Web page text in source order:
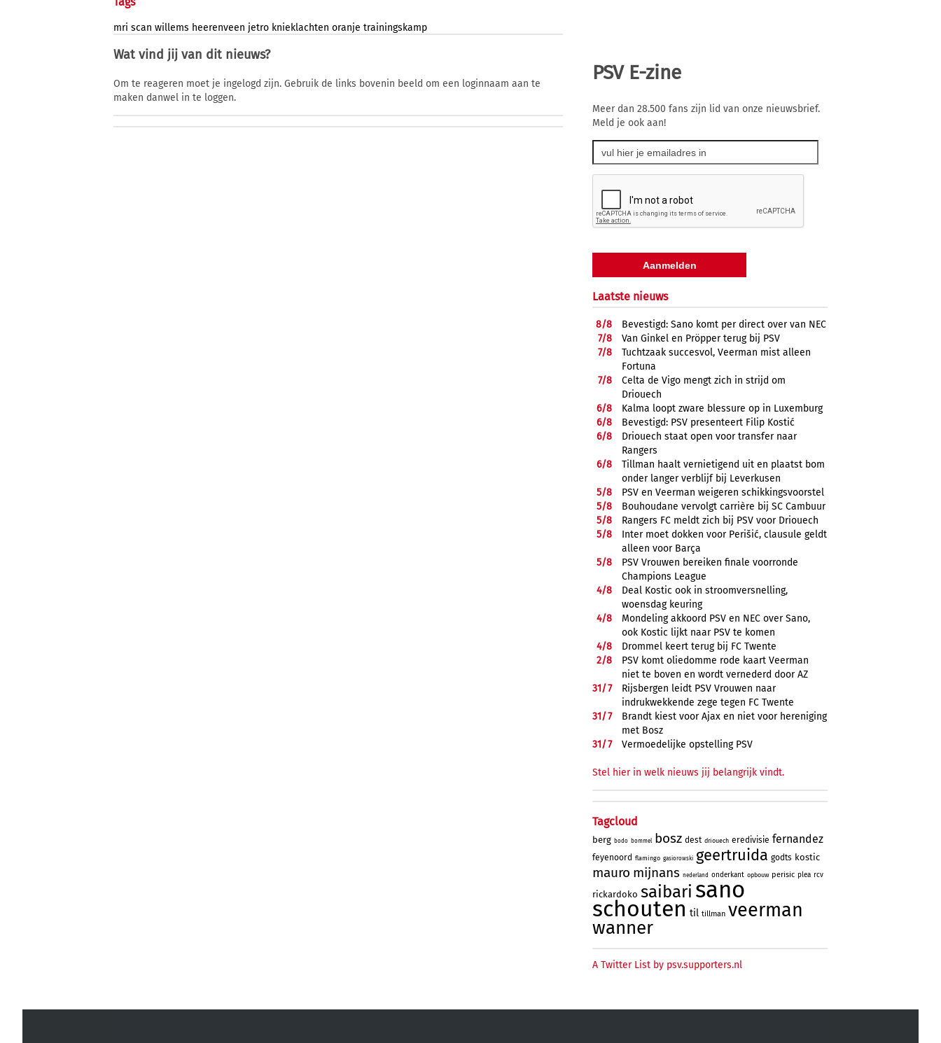
mri scan willems heerenveen jetro knieklachten oranje trainingskamp
Wat vind jij van dit nieuws?
Om te reageren moet je ingelogd zijn. Gebruik de links bovenin beeld om een loginnaam aan te
maken danwel in te loggen.
PSV E-zine
Meer dan 28.500 fans zijn lid van onze nieuwsbrief.
Meld je ook aan!
Laatste nieuws
8/8
Bevestigd: Sano komt per direct over van NEC
7/8
Van Ginkel en Pröpper terug bij PSV
7/8
Tuchtzaak succesvol, Veerman mist alleen
Fortuna
7/8
Celta de Vigo mengt zich in strijd om
Driouech
6/8
Kalma loopt zware blessure op in Luxemburg
6/8
Bevestigd: PSV presenteert Filip Kostić
6/8
Driouech staat open voor transfer naar
Rangers
6/8
Tillman haalt vernietigend uit en plaatst bom
onder langer verblijf bij Leverkusen
5/8
PSV en Veerman weigeren schikkingsvoorstel
5/8
Bouhoudane vervolgt carrière bij SC Cambuur
5/8
Rangers FC meldt zich bij PSV voor Driouech
5/8
Inter moet dokken voor Perišić, clausule geldt
alleen voor Barça
5/8
PSV Vrouwen bereiken finale voorronde
Champions League
4/8
Deal Kostic ook in stroomversnelling,
woensdag keuring
4/8
Mondeling akkoord PSV en NEC over Sano,
ook Kostic lijkt naar PSV te komen
4/8
Drommel keert terug bij FC Twente
2/8
PSV komt oliedomme rode kaart Veerman
niet te boven en wordt vernederd door AZ
31/7
Rijsbergen leidt PSV Vrouwen naar
indrukwekkende zege tegen FC Twente
31/7
Brandt kiest voor Ajax en niet voor hereniging
met Bosz
31/7 Vermoedelijke opstelling PSV
Stel hier in welk nieuws jij belangrijk vindt.
Tagcloud
berg bodo bommel bosz dest driouech eredivisie fernandez
feyenoord flamingo gasiorowski geertruida godts kostic
mauro mijnans nederland onderkant opbouw perisic plea rcv
rickardoko saibari sano
schouten til tillman veerman
wanner
A Twitter List by psv.supporters.nl